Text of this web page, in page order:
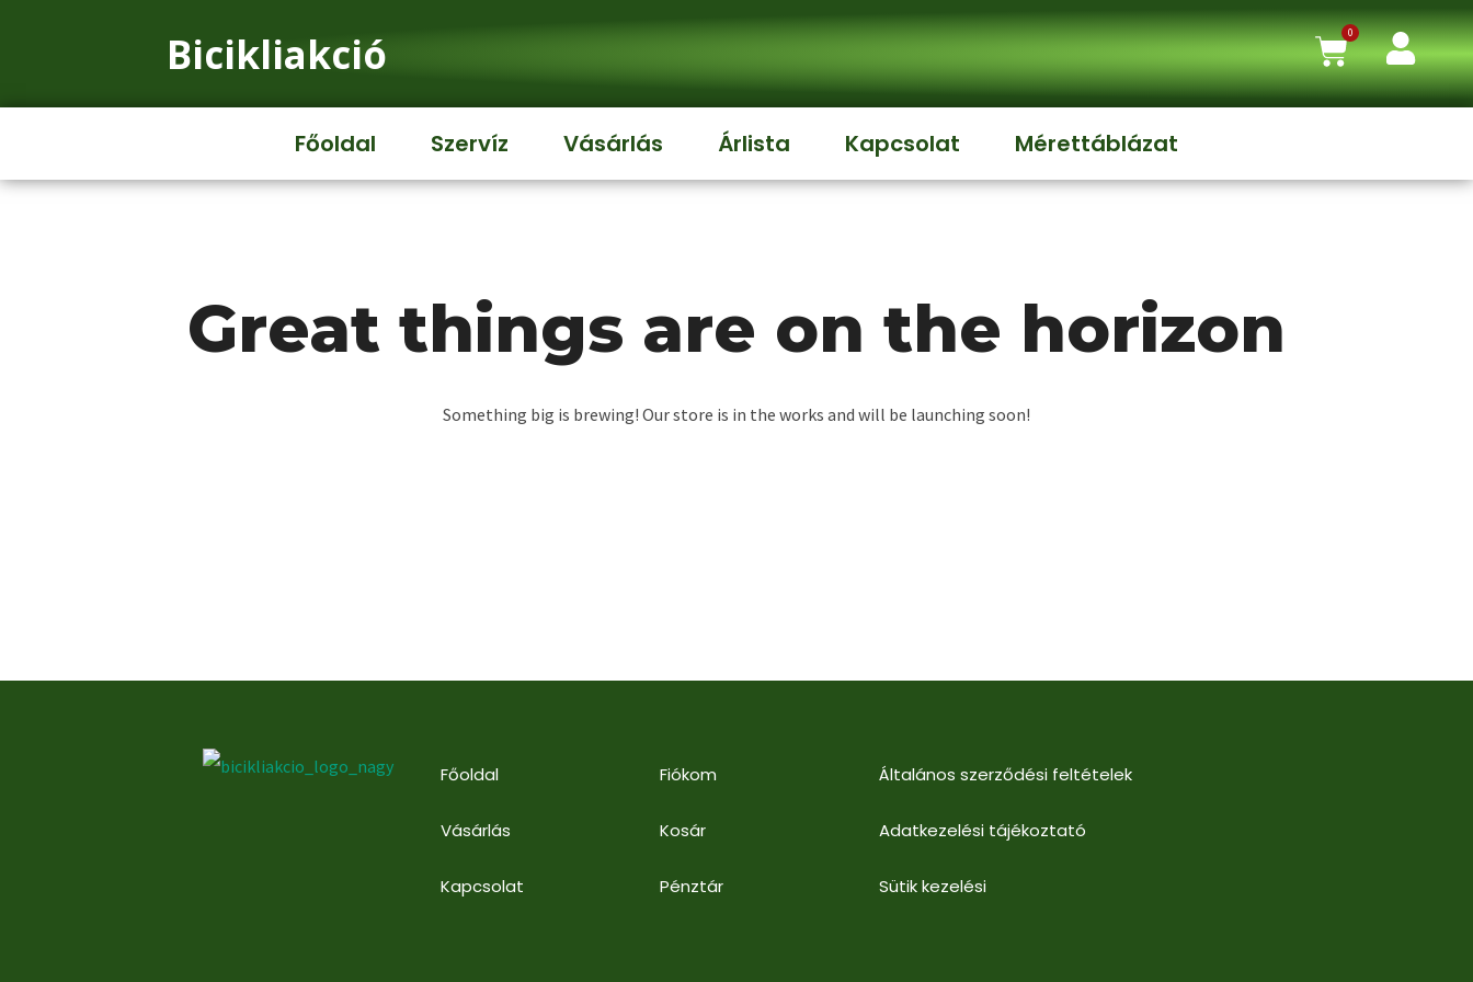
Bicikliakció 0
Főoldal Szervíz Vásárlás Árlista Kapcsolat Mérettáblázat
Great things are on the horizon
Something big is brewing! Our store is in the works and will be launching soon!
Főoldal
Vásárlás
Kapcsolat
Fiókom
Kosár
Pénztár
Általános szerződési feltételek
Adatkezelési tájékoztató
Sütik kezelési